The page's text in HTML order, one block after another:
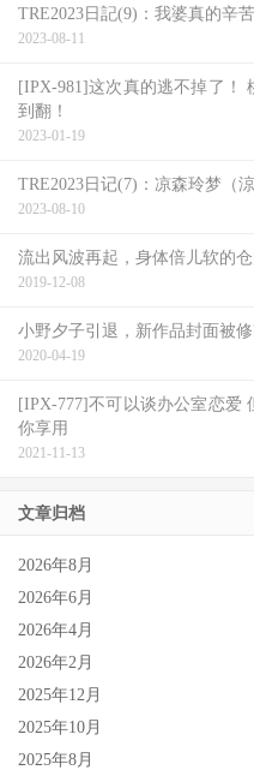
TRE2023日記(9)：我婆真的辛苦
2023-08-11
[IPX-981]这次真的逃不掉了！
到翻！
2023-01-19
TRE2023日记(7)：凉森玲梦（
2023-08-10
流出风波再起，身体倍儿软的仓
2019-12-08
小野夕子引退，新作品封面被修
2020-04-19
[IPX-777]不可以谈办公室恋爱
你享用
2021-11-13
文章归档
2026年8月
2026年6月
2026年4月
2026年2月
2025年12月
2025年10月
2025年8月